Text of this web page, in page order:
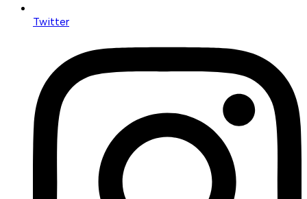
Twitter